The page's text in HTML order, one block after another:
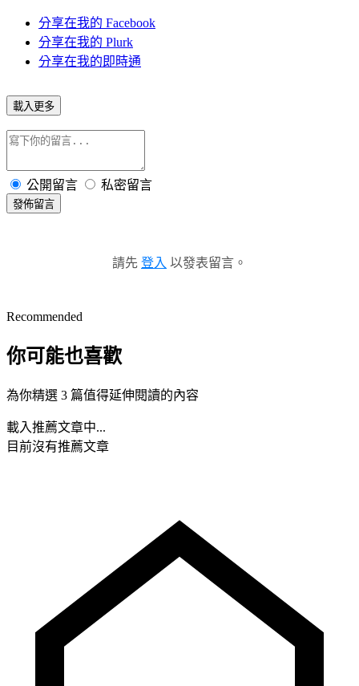
分享在我的 Facebook
分享在我的 Plurk
分享在我的即時通
載入更多
公開留言 私密留言
發佈留言
請先 登入 以發表留言。
Recommended
你可能也喜歡
為你精選 3 篇值得延伸閱讀的內容
載入推薦文章中...
目前沒有推薦文章